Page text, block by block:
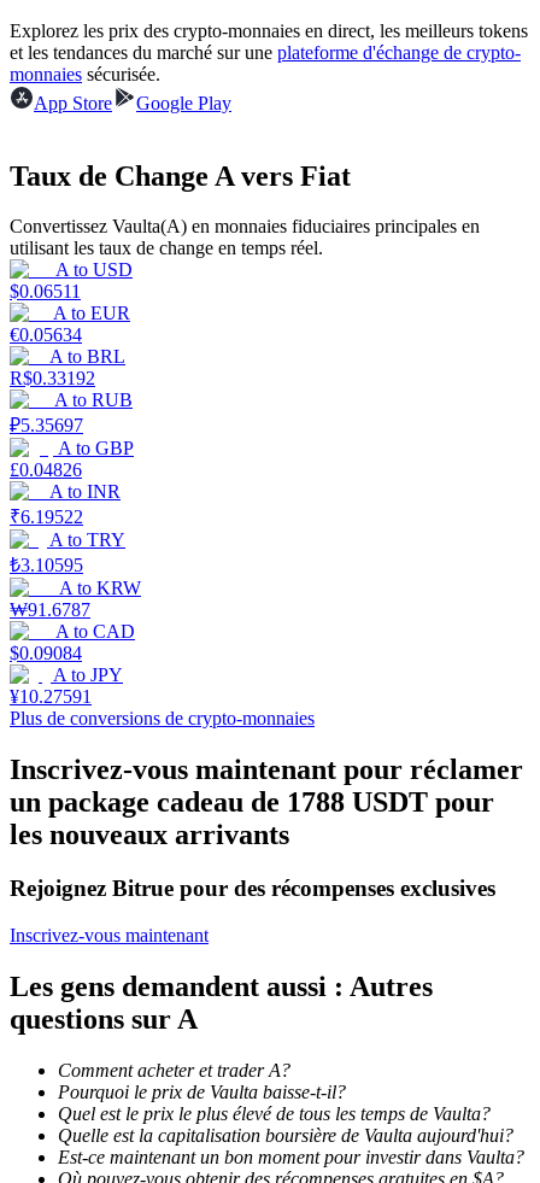
Apprenez à rester rentable
Gagner
Cochon de puissance
Gagnez quotidiennement des récompenses compétitives
Jalonnement
Des rendements élevés et un accès instantané
Launchpool
Staking flexible pour gagner des jetons populaires
Explorez les prix des crypto-monnaies en direct, les meilleurs tokens
et les tendances du marché sur une plateforme d'échange de crypto-
monnaies sécurisée.
App Store
Google Play
Taux de Change A vers Fiat
Convertissez Vaulta(A) en monnaies fiduciaires principales en
utilisant les taux de change en temps réel.
Ato USD
$0.06511
Ato EUR
€0.05634
Ato BRL
R$0.33192
Ato RUB
₽5.35697
Ato GBP
£0.04826
Ato INR
₹6.19522
Ato TRY
₺3.10595
Ato KRW
₩91.6787
Ato CAD
$0.09084
Ato JPY
¥10.27591
Plus de conversions de crypto-monnaies
Inscrivez-vous maintenant pour réclamer
un package cadeau de 1788 USDT pour
les nouveaux arrivants
Rejoignez Bitrue pour des récompenses exclusives
Inscrivez-vous maintenant
Les gens demandent aussi : Autres
questions sur A
Comment acheter et trader A?
Pourquoi le prix de Vaulta baisse-t-il?
Quel est le prix le plus élevé de tous les temps de Vaulta?
Quelle est la capitalisation boursière de Vaulta aujourd'hui?
Est-ce maintenant un bon moment pour investir dans Vaulta?
Où pouvez-vous obtenir des récompenses gratuites en $A?